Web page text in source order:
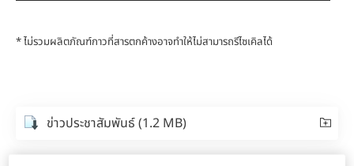
* ไม่รวมผลิตภัณฑ์กาวที่สารตกค้างอาจทำให้ไม่สามารถรีไซเคิลได้
ข่าวประชาสัมพันธ์(1.2 MB)